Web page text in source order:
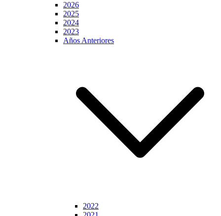
2026
2025
2024
2023
Años Anteriores
2022